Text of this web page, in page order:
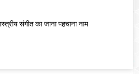
संगीत का जाना पहचाना नाम